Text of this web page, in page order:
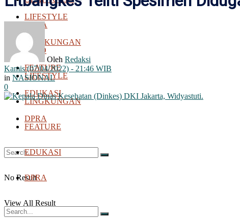
LIFESTYLE
LINGKUNGAN
FEATURE
EDUKASI
DPRA
No Result
View All Result
BOLA
FOTO
LIFESTYLE
LINGKUNGAN
FEATURE
EDUKASI
DPRA
Oleh Redaksi
Kamis (07/04/2022) - 21:46 WIB
in NASIONAL
0